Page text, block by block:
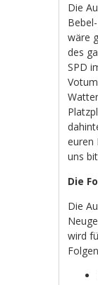
Die
wäre
des
SPD
euren
uns
Die
Die
wird